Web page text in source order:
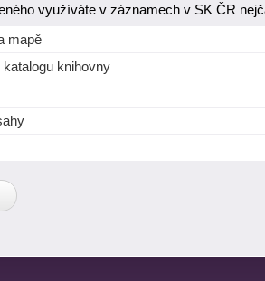
využíváte v záznamech v SK ČR
mapě
katalogu knihovny